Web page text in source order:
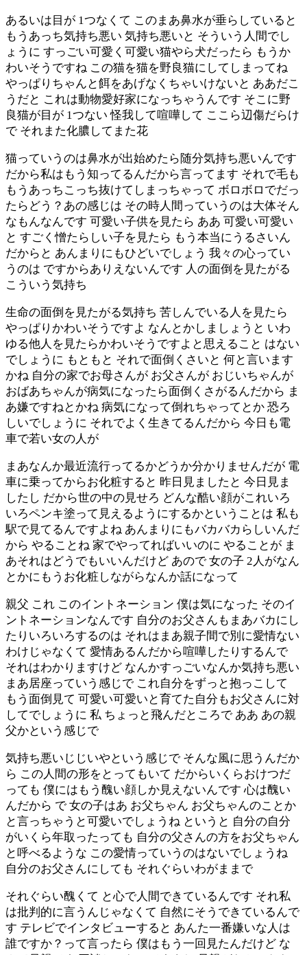
あるいは目が 1つなくて このまあ鼻水が垂らしていると
もうあっち気持ち悪い 気持ち悪いと そういう人間でし
ょうに すっごい可愛く可愛い猫やら犬だったら もうか
わいそうですね この猫を猫を野良猫にしてしまってね
やっぱりちゃんと餌をあげなくちゃいけないと ああだこ
うだと これは動物愛好家になっちゃうんです そこに野
良猫が目が 1つない 怪我して喧嘩して ここら辺傷だらけ
で それまた化膿してまた花
猫っていうのは鼻水が出始めたら随分気持ち悪いんです
だから私はもう知ってるんだから言ってます それで毛も
もうあっちこっち抜けてしまっちゃって ボロボロでだっ
たらどう？あの感じは その時人間っていうのは大体そん
なもんなんです 可愛い子供を見たら ああ 可愛い可愛い
と すごく憎たらしい子を見たら もう本当にうるさいん
だからと あんまりにもひどいでしょう 我々の心ってい
うのは ですからありえないんです 人の面倒を見たがる
こういう気持ち
生命の面倒を見たがる気持ち 苦しんでいる人を見たら
やっぱりかわいそうですよ なんとかしましょうと いわ
ゆる他人を見たらかわいそうですよと思えること はない
でしょうに もともと それで面倒くさいと 何と言います
かね 自分の家でお母さんが お父さんが おじいちゃんが
おばあちゃんが病気になったら面倒くさがるんだから ま
あ嫌ですねとかね 病気になって倒れちゃってとか 恐ろ
しいでしょうに それでよく生きてるんだから 今日も電
車で若い女の人が
まあなんか最近流行ってるかどうか分かりませんだが 電
車に乗ってからお化粧すると 昨日見ましたと 今日見ま
したし だから世の中の見せろ どんな酷い顔がこれいろ
いろペンキ塗って見えるようにするかということは 私も
駅で見てるんですよね あんまりにもバカバカらしいんだ
から やることね 家でやってればいいのに やることが ま
あそれはどうでもいいんだけど あので 女の子 2人がなん
とかにもうお化粧しながらなんか話になって
親父 これ このイントネーション 僕は気になった そのイ
ントネーションなんです 自分のお父さんもまあバカにし
たりいろいろするのは それはまあ親子間で別に愛情ない
わけじゃなくて 愛情あるんだから喧嘩したりするんで
それはわかりますけど なんかすっごいなんか気持ち悪い
まあ居座っていう感じで これ自分をずっと抱っこして
もう面倒見て 可愛い可愛いと育てた自分もお父さんに対
してでしょうに 私 ちょっと飛んだところで ああ あの親
父かという感じで
気持ち悪いじじいやという感じで そんな風に思うんだか
ら この人間の形をとってもいて だからいくらおけつだ
っても 僕にはもう醜い顔しか見えないんです 心は醜い
んだから で 女の子はあ お父ちゃん お父ちゃんのことか
と言っちゃうと可愛いでしょうね というと 自分の自分
がいくら年取ったっても 自分の父さんの方をお父ちゃん
と呼べるような この愛情っていうのはないでしょうね
自分のお父さんにしても それぐらいわがままで
それぐらい醜くて と心で人間できているんです それ私
は批判的に言うんじゃなくて 自然にそうできているんで
す テレビでインタビューすると あんた一番嫌いな人は
誰ですか？って言ったら 僕はもう一回見たんだけど な